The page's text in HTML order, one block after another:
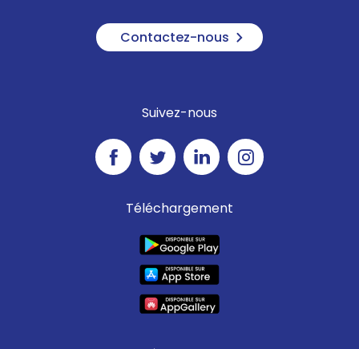
Contactez-nous
Suivez-nous
Téléchargement